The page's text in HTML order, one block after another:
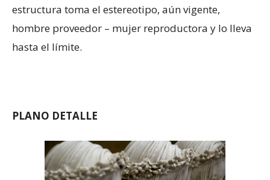
estructura toma el estereotipo, aún vigente,
hombre proveedor – mujer reproductora y lo lleva
hasta el límite.
PLANO DETALLE